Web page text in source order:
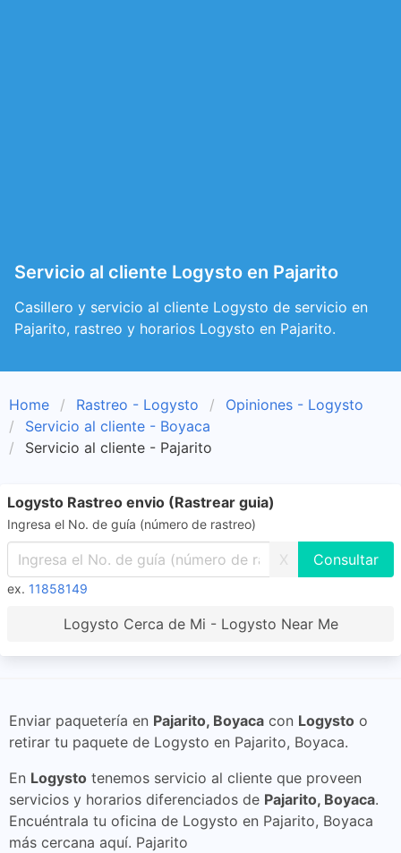
Servicio al cliente Logysto en Pajarito
Casillero y servicio al cliente Logysto de servicio en
Pajarito, rastreo y horarios Logysto en Pajarito.
Home Rastreo - Logysto
Opiniones - Logysto
Servicio al cliente - Boyaca
Servicio al cliente - Pajarito
Logysto Rastreo envio (Rastrear guia)
Ingresa el No. de guía (número de rastreo)
X
ex. 11858149
Logysto Cerca de Mi - Logysto Near Me
Enviar paquetería en Pajarito, Boyaca con Logysto o
retirar tu paquete de Logysto en Pajarito, Boyaca.
En Logysto tenemos servicio al cliente que proveen
servicios y horarios diferenciados de Pajarito, Boyaca.
Encuéntrala tu oficina de Logysto en Pajarito, Boyaca
más cercana aquí. Pajarito